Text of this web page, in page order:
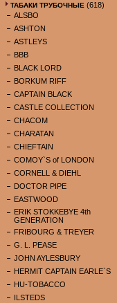
ТАБАКИ ТРУБОЧНЫЕ (618)
ALSBO
ASHTON
ASTLEYS
BBB
BLACK LORD
BORKUM RIFF
CAPTAIN BLACK
CASTLE COLLECTION
CHACOM
CHARATAN
CHIEFTAIN
COMOY`S of LONDON
CORNELL & DIEHL
DOCTOR PIPE
EASTWOOD
ERIK STOKKEBYE 4th
GENERATION
FRIBOURG & TREYER
G. L. PEASE
JOHN AYLESBURY
HERMIT CAPTAIN EARLE`S
HU-TOBACCO
ILSTEDS